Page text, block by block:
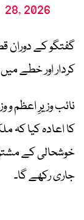
28, 2026
گفتگو کے دوران
کردار اور خطے
نائب وزیرِ اعظم
کا اعادہ کیا کہ
خوشحالی کے
جاری رکھے گا۔